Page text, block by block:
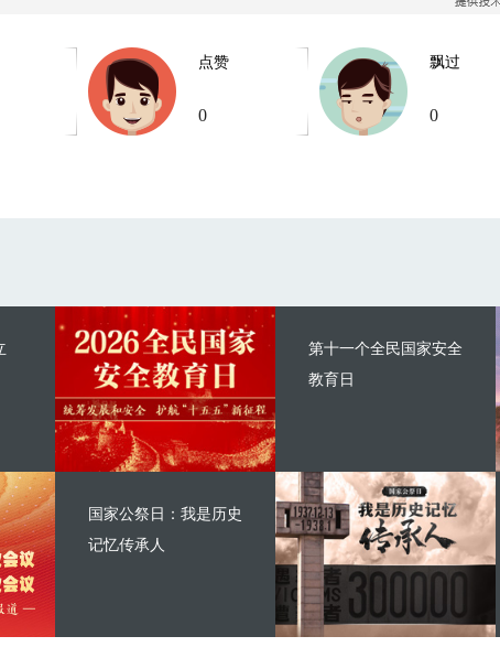
点赞
0
飘过
0
第十一个全民国家安全
教育日
国家公祭日：我是历史
记忆传承人